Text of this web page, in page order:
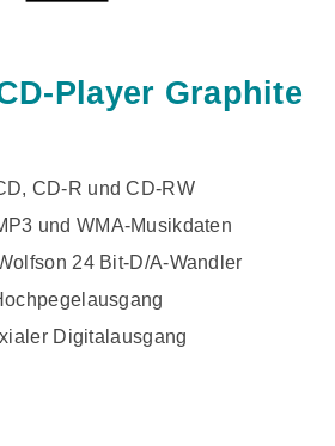
Player Graphite
CD-R und CD-RW
und WMA-Musikdaten
24 Bit-D/A-Wandler
Digitalausgang